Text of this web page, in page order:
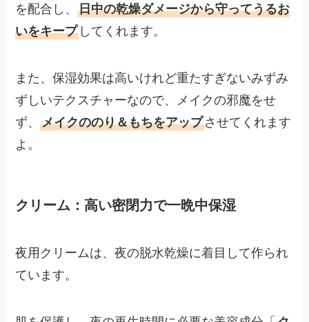
を配合し、日中の乾燥ダメージから守ってうるお
いをキープ してくれます。
また、保湿効果は高いけれど重たすぎないみずみ
ずしいテクスチャーなので、メイクの邪魔をせ
ず、メイクののり＆もちをアップさせてくれます
よ。
クリーム：高い密閉力で一晩中保湿
夜用クリームは、夜の脱水乾燥に着目して作られ
ています。